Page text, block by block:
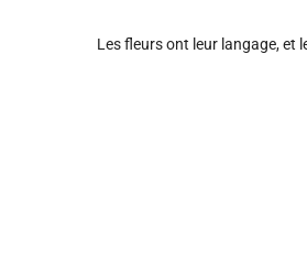
Les fleurs ont leur langage, et